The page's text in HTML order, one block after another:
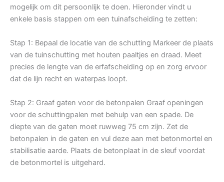
mogelijk om dit persoonlijk te doen. Hieronder vindt u
enkele basis stappen om een tuinafscheiding te zetten:
Stap 1: Bepaal de locatie van de schutting Markeer de plaats
van de tuinschutting met houten paaltjes en draad. Meet
precies de lengte van de erfafscheiding op en zorg ervoor
dat de lijn recht en waterpas loopt.
Stap 2: Graaf gaten voor de betonpalen Graaf openingen
voor de schuttingpalen met behulp van een spade. De
diepte van de gaten moet ruwweg 75 cm zijn. Zet de
betonpalen in de gaten en vul deze aan met betonmortel en
stabilisatie aarde. Plaats de betonplaat in de sleuf voordat
de betonmortel is uitgehard.